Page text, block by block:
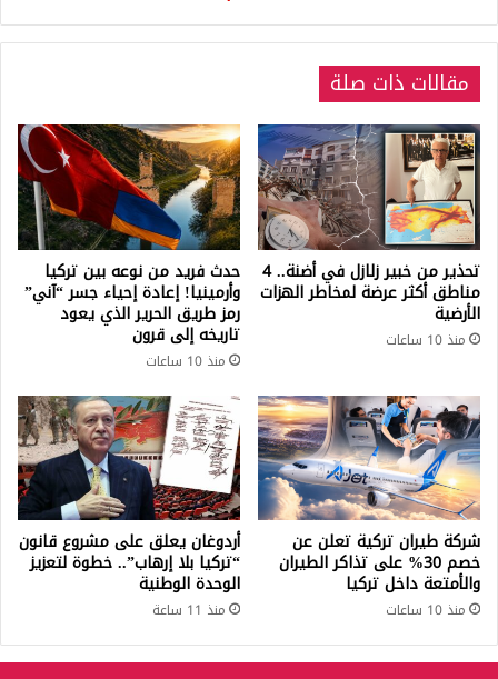
مقالات ذات صلة
تحذير من خبير زلازل في أضنة.. 4
مناطق أكثر عرضة لمخاطر الهزات
الأرضية
منذ 10 ساعات
حدث فريد من نوعه بين تركيا
وأرمينيا! إعادة إحياء جسر “آني”
رمز طريق الحرير الذي يعود
تاريخه إلى قرون
منذ 10 ساعات
شركة طيران تركية تعلن عن
خصم 30% على تذاكر الطيران
والأمتعة داخل تركيا
منذ 10 ساعات
أردوغان يعلق على مشروع قانون
“تركيا بلا إرهاب”.. خطوة لتعزيز
الوحدة الوطنية
منذ 11 ساعة